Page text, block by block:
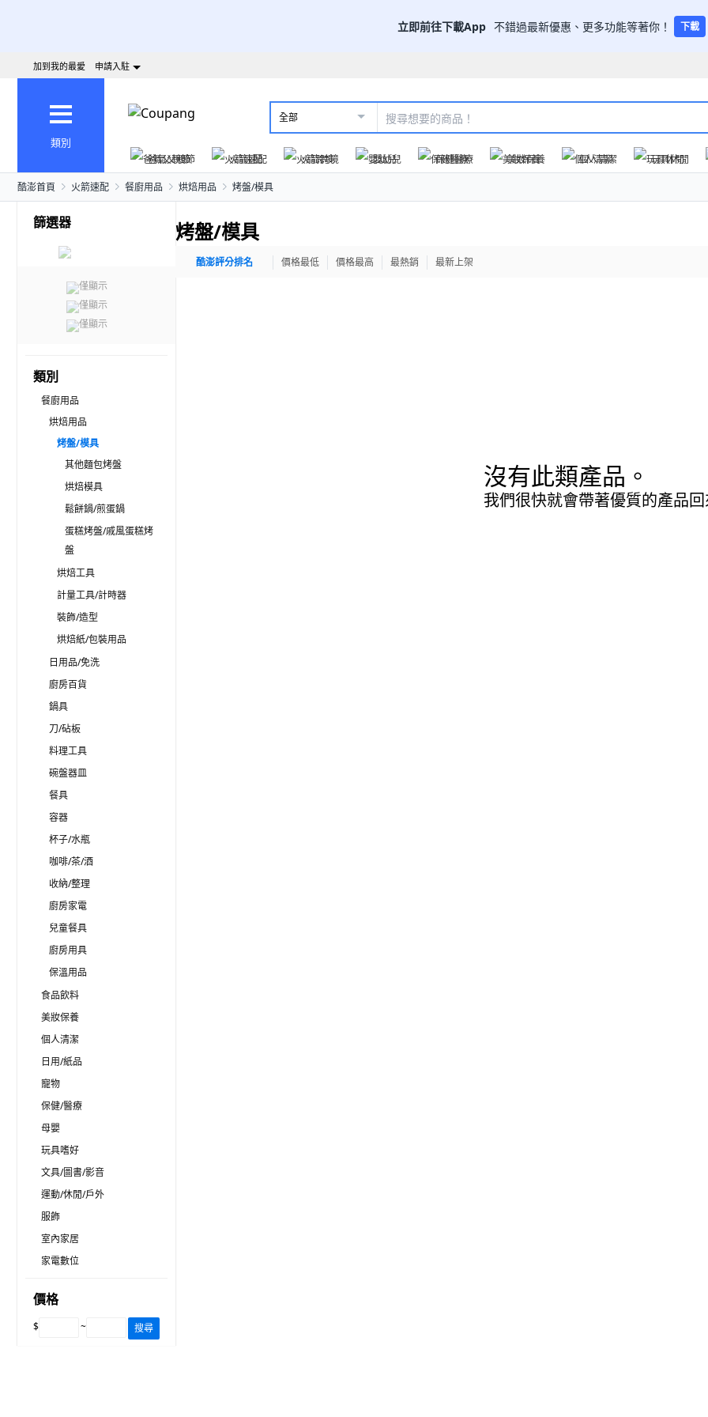
立即前往下載App 不錯過最新優惠、更多功能等著你！ 下載
加到我的最愛 申請入駐
類別
全部
爸氣父親節 火箭速配 火箭跨境 嬰幼兒 保健醫療 美妝保養 個人清潔 玩具休閒
酷澎首頁 火箭速配 餐廚用品 烘焙用品 烤盤/模具
篩選器
僅顯示
僅顯示
僅顯示
類別
餐廚用品
烘焙用品
烤盤/模具
其他麵包烤盤
烘焙模具
鬆餅鍋/煎蛋鍋
蛋糕烤盤/戚風蛋糕烤
盤
烘焙工具
計量工具/計時器
裝飾/造型
烘焙紙/包裝用品
日用品/免洗
廚房百貨
鍋具
刀/砧板
料理工具
碗盤器皿
餐具
容器
杯子/水瓶
咖啡/茶/酒
收納/整理
廚房家電
兒童餐具
廚房用具
保溫用品
食品飲料
美妝保養
個人清潔
日用/紙品
寵物
保健/醫療
母嬰
玩具嗜好
文具/圖書/影音
運動/休閒/戶外
服飾
室內家居
家電數位
價格
$ ~ 搜尋
烤盤/模具
酷澎評分排名 價格最低 價格最高 最熱銷 最新上架
沒有此類產品。
我們很快就會帶著優質的產品